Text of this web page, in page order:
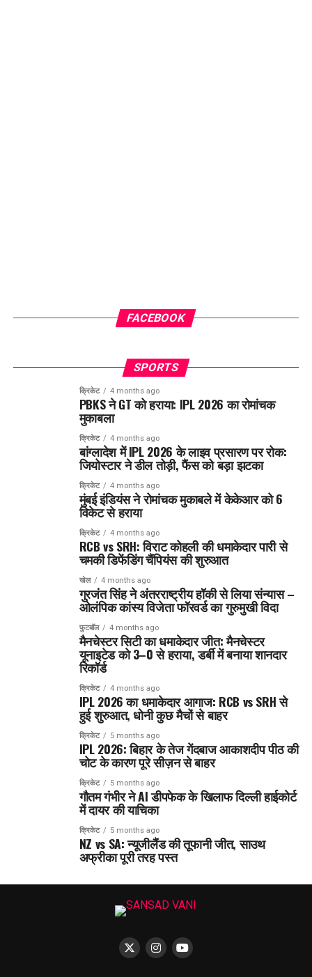
FACEBOOK
SPORTS
क्रिकेट 4 months ago
PBKS ने GT को हराया: IPL 2026 का रोमांचक
मुकाबला
क्रिकेट 4 months ago
बांग्लादेश में IPL 2026 के लाइव प्रसारण पर रोक:
जियोस्टार ने डील तोड़ी, फैंस को बड़ा झटका
क्रिकेट 4 months ago
मुंबई इंडियंस ने रोमांचक मुकाबले में केकेआर को 6
विकेट से हराया
क्रिकेट 4 months ago
RCB vs SRH: विराट कोहली की धमाकेदार पारी से
चमकी डिफेंडिंग चैंपियंस की शुरुआत
खेल 4 months ago
गुरजंत सिंह ने अंतरराष्ट्रीय हॉकी से लिया संन्यास –
ओलंपिक कांस्य विजेता फॉरवर्ड का गुरुमुखी विदा
फुटबॉल 4 months ago
मैनचेस्टर सिटी का धमाकेदार जीत: मैनचेस्टर
यूनाइटेड को 3–0 से हराया, डर्बी में बनाया शानदार
रिकॉर्ड
क्रिकेट 4 months ago
IPL 2026 का धमाकेदार आगाज: RCB vs SRH से
हुई शुरुआत, धोनी कुछ मैचों से बाहर
क्रिकेट 5 months ago
IPL 2026: बिहार के तेज गेंदबाज आकाशदीप पीठ की
चोट के कारण पूरे सीज़न से बाहर
क्रिकेट 5 months ago
गौतम गंभीर ने AI डीपफेक के खिलाफ दिल्ली हाईकोर्ट
में दायर की याचिका
क्रिकेट 5 months ago
NZ vs SA: न्यूजीलैंड की तूफानी जीत, साउथ
अफ्रीका पूरी तरह पस्त